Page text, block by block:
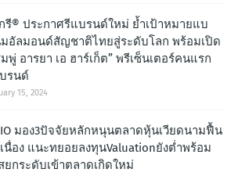
รี® ประกาศรีแบรนด์ใหม่ ย้ำเป้าหมายแบ
อัลมอนด์สัญชาติไทยสู่ระดับโลก พร้อมเปิด
พู่ อารยา เอ ฮาร์เก็ต” พรีเซ็นเตอร์คนแรก
รนด์
15, 2024
มอง3ปัจจัยหลักหนุนตลาดหุ้นเวียดนามฟื้น
นื่อง แนะทยอยลงทุนValuationยังต่ำพร้อม
ยกระดับเข้าตลาดเกิดใหม่